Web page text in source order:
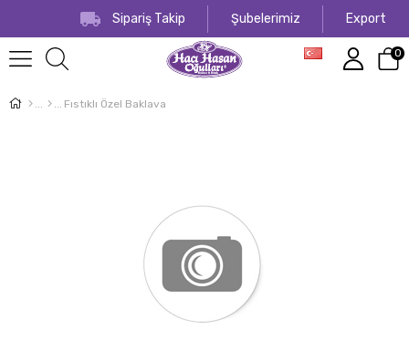
Export
Şubelerimiz
Sipariş Takip
0
Fıstıklı Özel Baklava